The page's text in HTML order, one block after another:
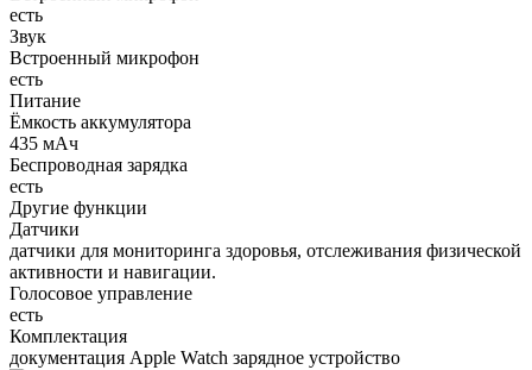
есть
Звук
Встроенный микрофон
есть
Питание
Ёмкость аккумулятора
435 мАч
Беспроводная зарядка
есть
Другие функции
Датчики
датчики для мониторинга здоровья, отслеживания физической
активности и навигации.
Голосовое управление
есть
Комплектация
документация Apple Watch зарядное устройство